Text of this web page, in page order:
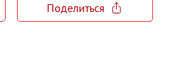
Поделиться